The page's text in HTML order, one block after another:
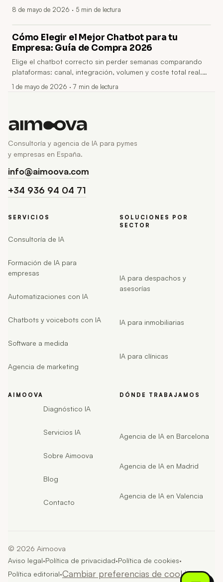
Agenda visitas automáticamente y convierte más contactos
sin más reuniones ni llamadas.
8 de mayo de 2026 · 5 min de lectura
Cómo Elegir el Mejor Chatbot para tu
Empresa: Guía de Compra 2026
Elige el chatbot correcto sin perder semanas comparando
plataformas: canal, integración, volumen y coste total real.
Reduce consultas repetitivas, evita reuniones innecesarias y
acelera decisiones con criterios claros.
1 de mayo de 2026 · 7 min de lectura
Consultoría y agencia de IA para pymes
y empresas en España.
info@aimoova.com
+34 936 94 04 71
SERVICIOS
Consultoría de IA
Formación de IA para
empresas
Automatizaciones con IA
Chatbots y voicebots con IA
Software a medida
Agencia de marketing
SOLUCIONES POR
SECTOR
IA para despachos y
asesorías
IA para inmobiliarias
IA para clínicas
AIMOOVA
Diagnóstico IA
Servicios IA
Sobre Aimoova
Blog
Contacto
DÓNDE TRABAJAMOS
Agencia de IA en Barcelona
Agencia de IA en Madrid
Agencia de IA en Valencia
© 2026 Aimoova
Aviso legal·Política de privacidad·Política de cookies·
Política editorial·Cambiar preferencias de cookies·